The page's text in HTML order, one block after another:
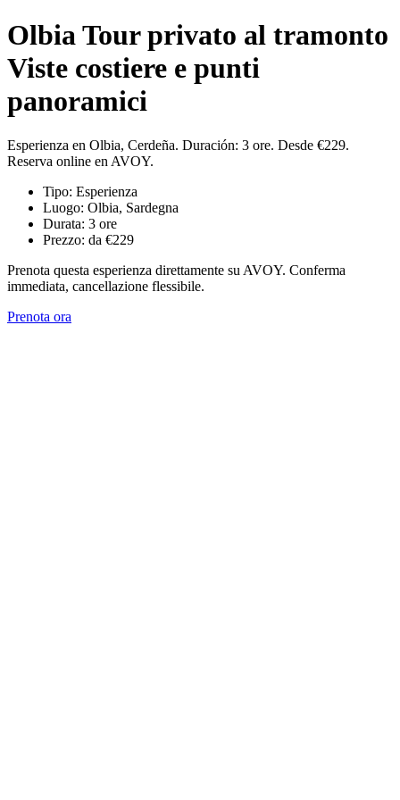
Olbia Tour privato al tramonto
Viste costiere e punti
panoramici
Esperienza en Olbia, Cerdeña. Duración: 3 ore. Desde €229.
Reserva online en AVOY.
Tipo: Esperienza
Luogo: Olbia, Sardegna
Durata: 3 ore
Prezzo: da €229
Prenota questa esperienza direttamente su AVOY. Conferma
immediata, cancellazione flessibile.
Prenota ora